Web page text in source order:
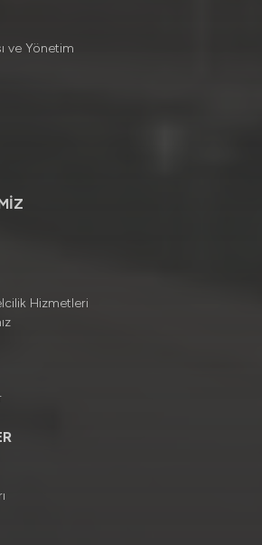
ve Yönetim
Hizmetleri